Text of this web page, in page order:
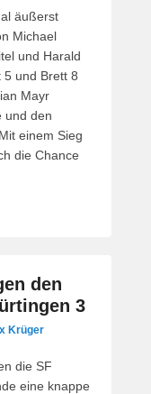
äußerst
Michael
und Harald
5 und Brett 8
Mayr
und den
einem Sieg
die Chance
den
3
Krüger
die SF
eine knappe